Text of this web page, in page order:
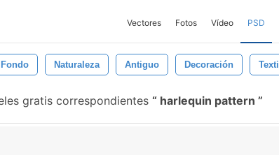
Vectores Fotos Vídeo PSD
Fondo Naturaleza Antiguo Decoración Textil
gratis correspondientes harlequin pattern